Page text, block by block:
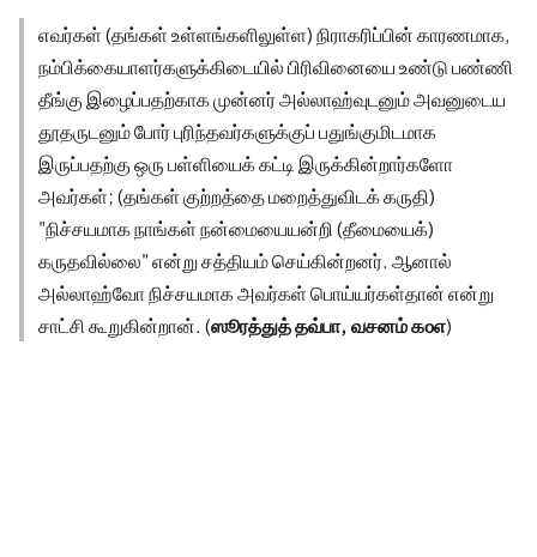
எவர்கள் (தங்கள் உள்ளங்களிலுள்ள) நிராகரிப்பின் காரணமாக,
நம்பிக்கையாளர்களுக்கிடையில் பிரிவினையை உண்டு பண்ணி
தீங்கு இழைப்பதற்காக முன்னர் அல்லாஹ்வுடனும் அவனுடைய
தூதருடனும் போர் புரிந்தவர்களுக்குப் பதுங்குமிடமாக
இருப்பதற்கு ஒரு பள்ளியைக் கட்டி இருக்கின்றார்களோ
அவர்கள்; (தங்கள் குற்றத்தை மறைத்துவிடக் கருதி)
"நிச்சயமாக நாங்கள் நன்மையையன்றி (தீமையைக்)
கருதவில்லை" என்று சத்தியம் செய்கின்றனர். ஆனால்
அல்லாஹ்வோ நிச்சயமாக அவர்கள் பொய்யர்கள்தான் என்று
சாட்சி கூறுகின்றான். (ஸூரத்துத் தவ்பா, வசனம் ௧௦௭)